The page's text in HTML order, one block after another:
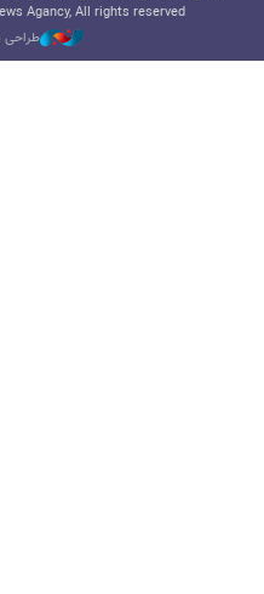
Agancy, All rights reserved
طراحی